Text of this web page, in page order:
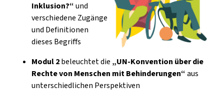
Inklusion?“und
verschiedene Zugänge
und Definitionen
dieses Begriffs
Modul 2beleuchtet die „UN-Konvention über die
Rechte von Menschen mit Behinderungen“aus
unterschiedlichen Perspektiven